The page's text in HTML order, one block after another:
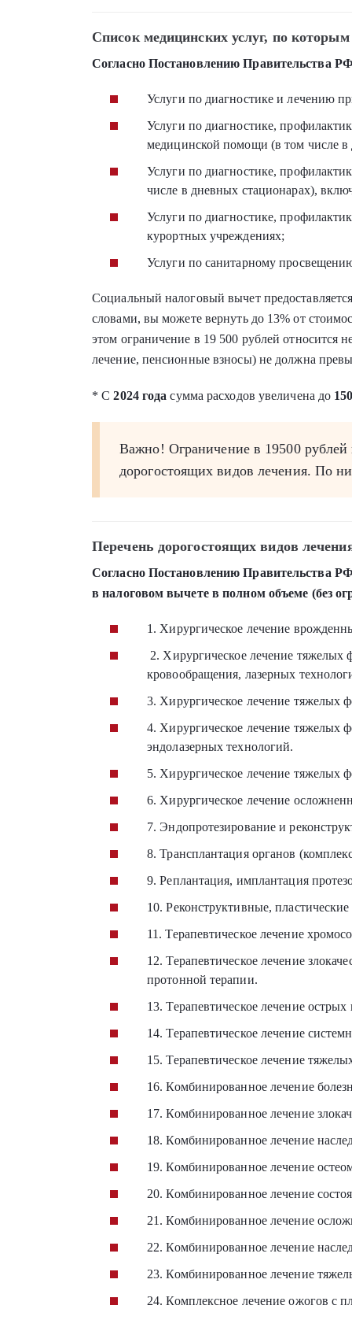
Список медицинских услуг, по
Согласно Постановлению Правительства
Услуги по диагностике и лечению
Услуги по диагностике,
медицинской помощи (в том числе в
Услуги по диагностике,
числе в дневных стационарах),
Услуги по диагностике,
курортных учреждениях;
Услуги по санитарному
Социальный налоговый вычет
словами, вы можете вернуть до 13% от
этом ограничение в 19 500 рублей относится
лечение, пенсионные взносы) не должна
* С2024 года сумма расходов увеличена до
Важно! Ограничение в 19500 рублей
дорогостоящих видов лечения. По
Перечень дорогостоящих видов
Согласно Постановлению Правительства
в налоговом вычете в полном объеме (без
1. Хирургическое лечение
2. Хирургическое лечение тяжелых
кровообращения, лазерных
3. Хирургическое лечение тяжелых
4. Хирургическое лечение тяжелых
эндолазерных технологий.
5. Хирургическое лечение тяжелых
6. Хирургическое лечение
7. Эндопротезирование и
8. Трансплантация органов
9. Реплантация, имплантация
10. Реконструктивные,
11. Терапевтическое лечение
12. Терапевтическое лечение
протонной терапии.
13. Терапевтическое лечение
14. Терапевтическое лечение
15. Терапевтическое лечение
16. Комбинированное лечение
17. Комбинированное лечение
18. Комбинированное лечение
19. Комбинированное лечение
20. Комбинированное лечение
21. Комбинированное лечение
22. Комбинированное лечение
23. Комбинированное лечение
24. Комплексное лечение ожогов с